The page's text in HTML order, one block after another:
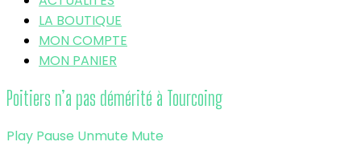
LA BOUTIQUE
MON COMPTE
MON PANIER
Poitiers n’a pas démérité à Tourcoing
Play Pause Unmute Mute